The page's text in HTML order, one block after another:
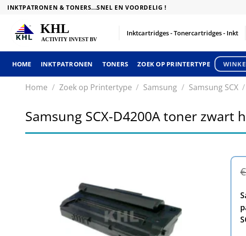
Skip
content
INKTPATRONEN & TONERS...SNEL EN VOORDELIG !
Inktcartridges - Tonercartridges - Inkt
HOME INKTPATRONEN TONERS ZOEK OP PRINTERTYPE
Home / Zoek op Printertype / Samsung / Samsung SCX /
Samsung SCX-D4200A toner zwart
€